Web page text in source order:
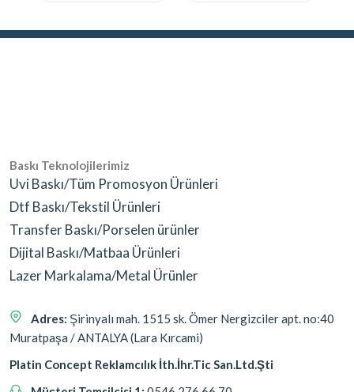
Baskı Teknolojilerimiz
Uvi Baskı/Tüm Promosyon Ürünleri
Dtf Baskı/Tekstil Ürünleri
Transfer Baskı/Porselen ürünler
Dijital Baskı/Matbaa Ürünleri
Lazer Markalama/Metal Ürünler
Adres: Şirinyalı mah. 1515 sk. Ömer Nergizciler apt. no:40
Muratpaşa / ANTALYA (Lara Kırcami)
Platin Concept Reklamcılık İth.İhr.Tic San.Ltd.Şti